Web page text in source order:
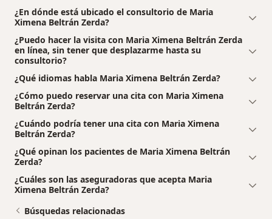
¿En dónde está ubicado el consultorio de Maria
Ximena Beltrán Zerda?
¿Puedo hacer la visita con Maria Ximena Beltrán Zerda
en línea, sin tener que desplazarme hasta su
consultorio?
¿Qué idiomas habla Maria Ximena Beltrán Zerda?
¿Cómo puedo reservar una cita con Maria Ximena
Beltrán Zerda?
¿Cuándo podría tener una cita con Maria Ximena
Beltrán Zerda?
¿Qué opinan los pacientes de Maria Ximena Beltrán
Zerda?
¿Cuáles son las aseguradoras que acepta Maria
Ximena Beltrán Zerda?
Búsquedas relacionadas